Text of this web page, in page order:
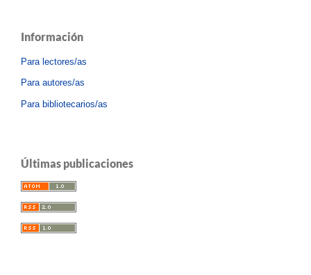
Información
Para lectores/as
Para autores/as
Para bibliotecarios/as
Últimas publicaciones